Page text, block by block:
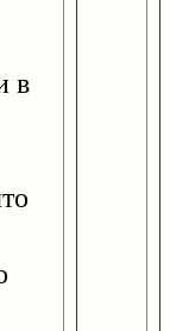
в